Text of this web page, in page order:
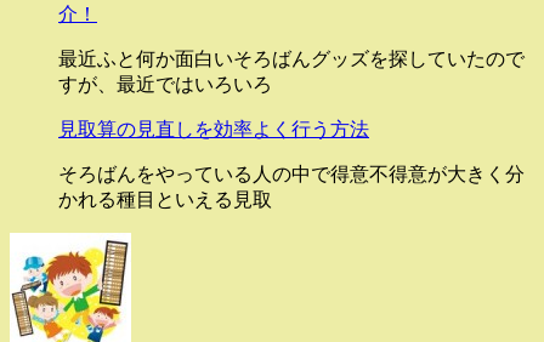
介！
最近ふと何か面白いそろばんグッズを探していたので
すが、最近ではいろいろ
見取算の見直しを効率よく行う方法
そろばんをやっている人の中で得意不得意が大きく分
かれる種目といえる見取